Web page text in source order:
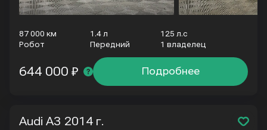
87 000 км 1.4 л
125 л.с
Робот
Передний 1 владелец
Подробнее
644 000 ₽
Audi A3 2014 г.